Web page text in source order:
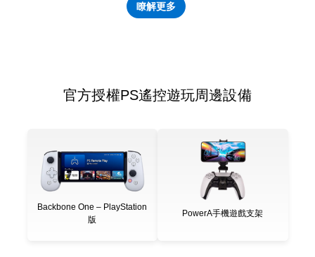
瞭解更多
官方授權PS遙控遊玩周邊設備
Backbone One – PlayStation
版
PowerA手機遊戲支架